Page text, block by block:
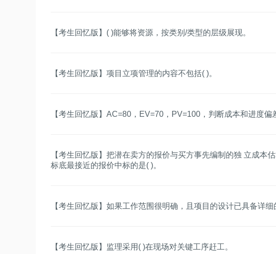
【考生回忆版】( )能够将资源，按类别/类型的层级展现。
【考生回忆版】项目立项管理的内容不包括( )。
【考生回忆版】AC=80，EV=70，PV=100，判断成本和进度偏
【考生回忆版】把潜在卖方的报价与买方事先编制的独 立成本
标底最接近的报价中标的是( )。
【考生回忆版】如果工作范围很明确，且项目的设计已具备详细
【考生回忆版】监理采用( )在现场对关键工序赶工。